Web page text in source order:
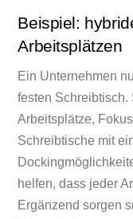
Beispiel:
Arbeitsplätzen
Ein Unternehmen
festen Schreibtisch.
Arbeitsplätze,
Schreibtische mit
helfen, dass jeder
Ergänzend sorgen